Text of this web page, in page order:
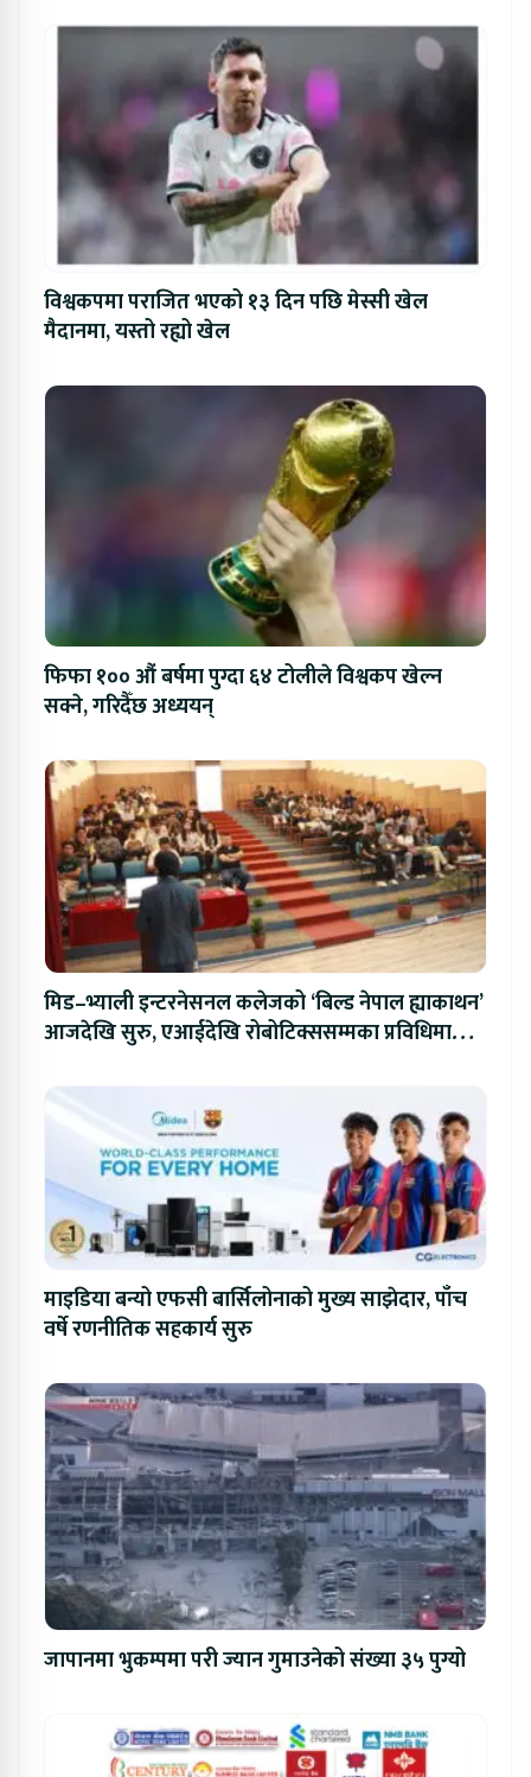
विश्वकपमा पराजित भएको १३ दिन पछि मेस्सी खेल
मैदानमा, यस्तो रह्यो खेल
फिफा १०० औं बर्षमा पुग्दा ६४ टोलीले विश्वकप खेल्न
सक्ने, गरिदैँछ अध्ययन्
मिड–भ्याली इन्टरनेसनल कलेजको ‘बिल्ड नेपाल ह्याकाथन’
आजदेखि सुरु, एआईदेखि रोबोटिक्ससम्मका प्रविधिमा
माइडिया बन्यो एफसी बार्सिलोनाको मुख्य साझेदार, पाँच
वर्षे रणनीतिक सहकार्य सुरु
जापानमा भुकम्पमा परी ज्यान गुमाउनेको संख्या ३५ पुग्यो